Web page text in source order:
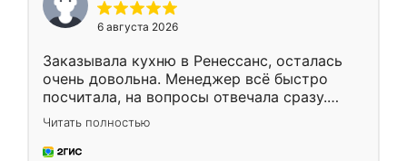
6 августа 2026
Заказывала кухню в Ренессанс, осталась
очень довольна. Менеджер всё быстро
посчитала, на вопросы отвечала сразу.
Замерщик приехал в субботу, подошёл к
делу со всей ответственностью. Собрали
за день, ребята работали аккуратно, даже
Читать полностью